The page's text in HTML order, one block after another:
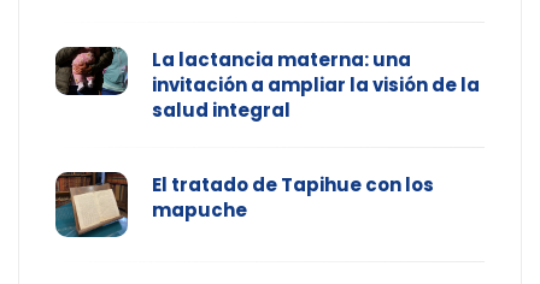
La lactancia materna: una
invitación a ampliar la visión de la
salud integral
El tratado de Tapihue con los
mapuche